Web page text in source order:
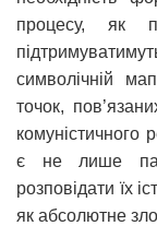
процесу, як
символічній
точок,
є не лише
розповідати їх
як абсолютне